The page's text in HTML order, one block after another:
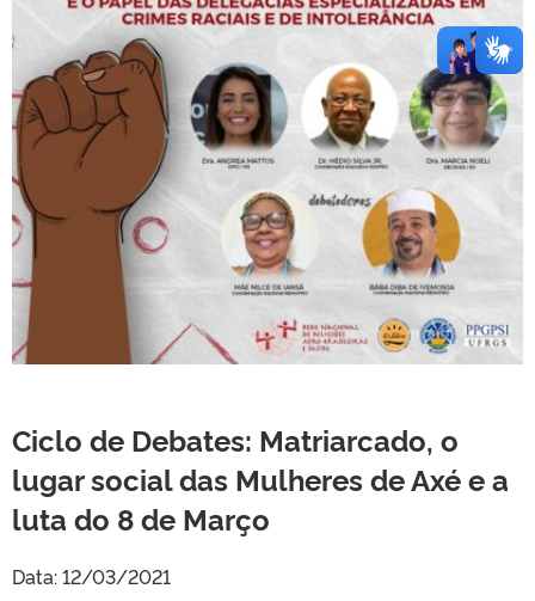
Ciclo de Debates: Matriarcado, o
lugar social das Mulheres de Axé e a
luta do 8 de Março
Data: 12/03/2021